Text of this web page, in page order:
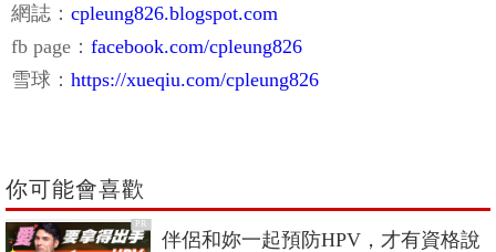
網誌： cpleung826.blogspot.com
fb page： facebook.com/cpleung826
雪球： https://xueqiu.com/cpleung826
你可能會喜歡
PR
伴侶和妳一起預防HPV，才有資格說